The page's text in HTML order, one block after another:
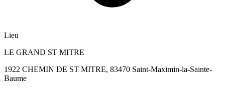
Lieu
LE GRAND ST MITRE
1922 CHEMIN DE ST MITRE, 83470 Saint-Maximin-la-Sainte-
Baume